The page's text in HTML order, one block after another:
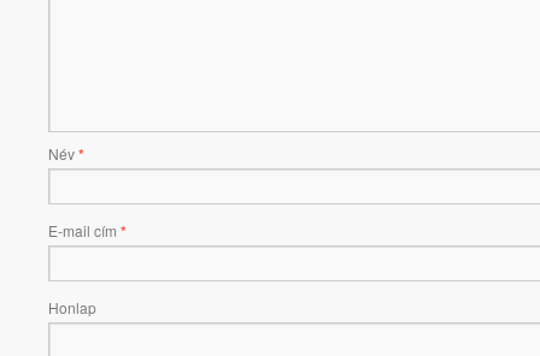
Név*
E-mail cím *
Honlap